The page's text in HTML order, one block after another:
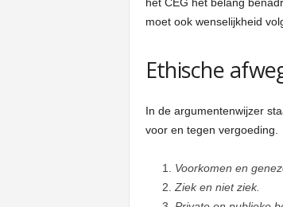
moet ook wenselijkheid
Ethische
In de argumentenwijzer
voor en tegen vergoeding.
Voorkomen en
Ziek en niet ziek.